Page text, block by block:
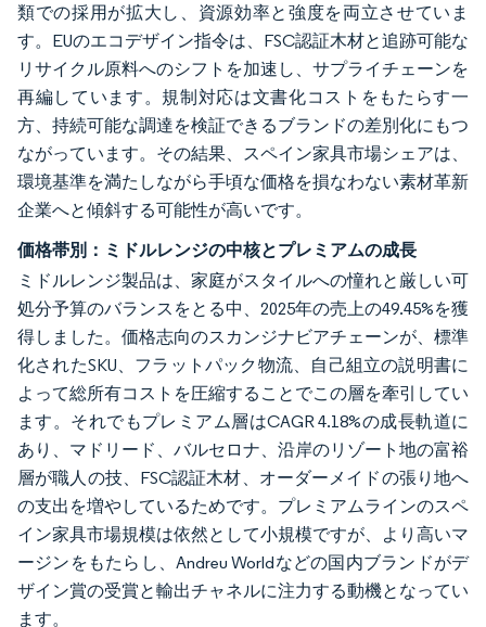
類での採用が拡大し、資源効率と強度を両立させていま
す。EUのエコデザイン指令は、FSC認証木材と追跡可能な
リサイクル原料へのシフトを加速し、サプライチェーンを
再編しています。規制対応は文書化コストをもたらす一
方、持続可能な調達を検証できるブランドの差別化にもつ
ながっています。その結果、スペイン家具市場シェアは、
環境基準を満たしながら手頃な価格を損なわない素材革新
企業へと傾斜する可能性が高いです。
価格帯別：ミドルレンジの中核とプレミアムの成長
ミドルレンジ製品は、家庭がスタイルへの憧れと厳しい可
処分予算のバランスをとる中、2025年の売上の49.45%を獲
得しました。価格志向のスカンジナビアチェーンが、標準
化されたSKU、フラットパック物流、自己組立の説明書に
よって総所有コストを圧縮することでこの層を牽引してい
ます。それでもプレミアム層はCAGR 4.18%の成長軌道に
あり、マドリード、バルセロナ、沿岸のリゾート地の富裕
層が職人の技、FSC認証木材、オーダーメイドの張り地へ
の支出を増やしているためです。プレミアムラインのスペ
イン家具市場規模は依然として小規模ですが、より高いマ
ージンをもたらし、Andreu Worldなどの国内ブランドがデ
ザイン賞の受賞と輸出チャネルに注力する動機となってい
ます。